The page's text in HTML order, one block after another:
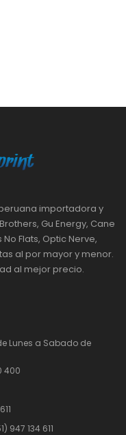
importadora y
Gu Energy, Cane
Flats, Optic Nerve,
al por mayor y menor.
al mejor precio.
Lunes a Sabado de
400
134 611